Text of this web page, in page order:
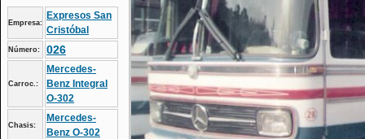
Empresa:
Expresos San
Cristóbal
Número: 026
Carroc.:
Mercedes-
Benz Integral
O-302
Chasis:
Mercedes-
Benz O-302